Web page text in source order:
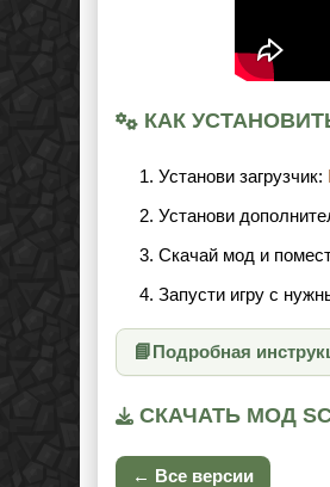
КАК
Установи загрузчик:
Установи
Скачай мод и
Запусти игру с
📘Подробная
СКАЧАТЬ МОД
← Все версии